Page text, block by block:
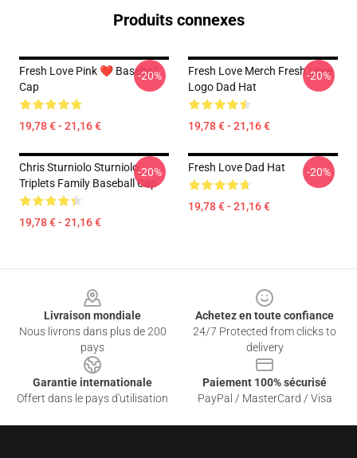
Produits connexes
Fresh Love Pink ❤️ Baseball
Cap
19,78 € - 21,16 €
-20%
Fresh Love Merch Fresh Love
Logo Dad Hat
19,78 € - 21,16 €
-20%
Chris Sturniolo Sturniolo
Triplets Family Baseball Cap
19,78 € - 21,16 €
-20% Fresh Love Dad Hat
19,78 € - 21,16 €
-20%
Livraison mondiale
Nous livrons dans plus de 200
pays
Achetez en toute confiance
24/7 Protected from clicks to
delivery
Garantie internationale
Offert dans le pays d'utilisation
Paiement 100% sécurisé
PayPal / MasterCard / Visa